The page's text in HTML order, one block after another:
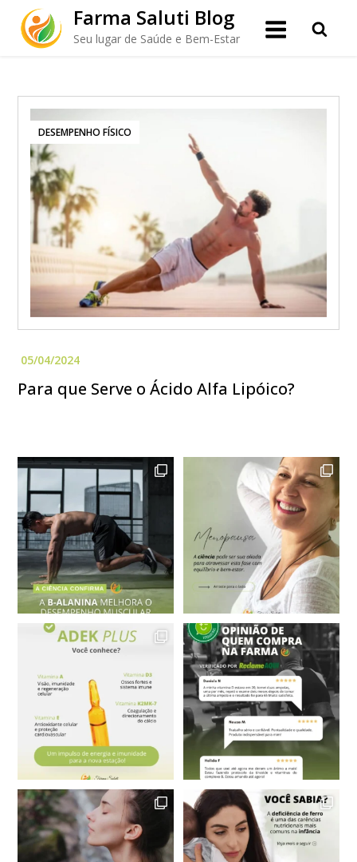
content
Farma Saluti Blog
Seu lugar de Saúde e Bem-Estar
DESEMPENHO FÍSICO
Para que Serve o Ácido Alfa Lipóico?